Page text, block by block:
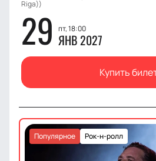
Riga))
29 пт, 18:00
ЯНВ 2027
Купить
Рок-н-ролл
Популярное